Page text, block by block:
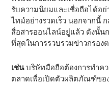
รับความนิยมและเชื่อถือได้อ
ไทม์อย่างรวดเร็ว นอกจากนี้
สื่อสารออนไลน์อยู่แล้ว ดังนั้น
ที่สุดในการรวบรวมข่าวกรอง
เช่นบริษัทมือถือต้องการทําค
ตลาดเพื่อเปิดตัวผลิตภัณฑ์ขอ